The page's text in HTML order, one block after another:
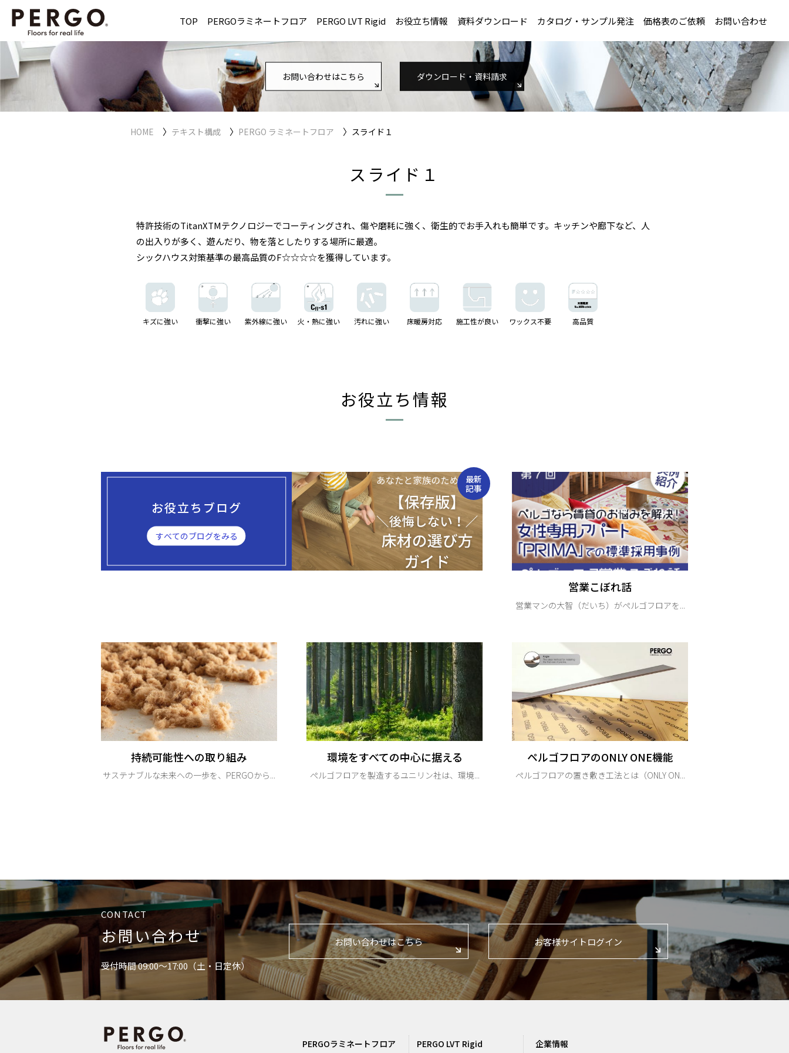
TOP PERGOラミネートフロア PERGO LVT Rigid お役立ち情報 資料ダウンロード カタログ・サンプル発注 価格表のご依頼 お問い合わせ
お問い合わせはこちら ダウンロード・資料請求
HOME 〉 テキスト構成 〉 PERGO ラミネートフロア 〉 スライド１
スライド１
特許技術のTitanXTMテクノロジーでコーティングされ、傷や磨耗に強く、衛生的でお手入れも簡単です。キッチンや廊下など、人
の出入りが多く、遊んだり、物を落としたりする場所に最適。
シックハウス対策基準の最高品質のF☆☆☆☆を獲得しています。
キズに強い 衝撃に強い 紫外線に強い 火・熱に強い 汚れに強い 床暖房対応 施工性が良い ワックス不要 高品質
お役立ち情報
最新
記事
お役立ちブログ
すべてのブログをみる
営業こぼれ話
営業マンの大智（だいち）がぺルゴフロアを...
持続可能性への取り組み
サステナブルな未来への一歩を、PERGOから...
環境をすべての中心に据える
ぺルゴフロアを製造するユニリン社は、環境...
ペルゴフロアのONLY ONE機能
ぺルゴフロアの置き敷き工法とは（ONLY ON...
CONTACT
お問い合わせ
受付時間 09:00〜17:00（土・日定休）
お問い合わせはこちら お客様サイトログイン
PERGOラミネートフロア PERGO LVT Rigid 企業情報